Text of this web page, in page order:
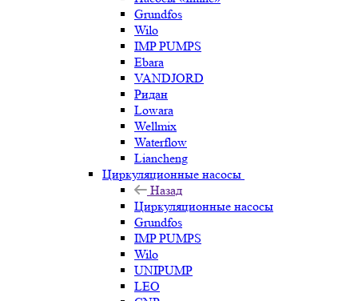
Grundfos
Wilo
IMP PUMPS
Ebara
VANDJORD
Ридан
Lowara
Wellmix
Waterflow
Liancheng
Циркуляционные насосы
Назад
Циркуляционные насосы
Grundfos
IMP PUMPS
Wilo
UNIPUMP
LEO